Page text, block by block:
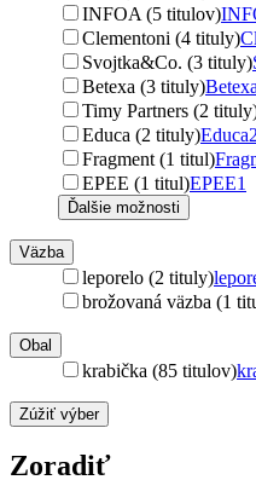
INFOA (5 titulov)
Clementoni (4 tituly)
Svojtka&Co. (3 tituly)
Betexa (3 tituly)Betexa
Timy Partners (2
Educa (2 tituly)Educa2
Fragment (1 titul)
EPEE (1 titul)EPEE1
Ďalšie možnosti
Väzba
leporelo (2 tituly)
brožovaná väzba (1
Obal
krabička (85 titulov)
Zúžiť výber
Zoradiť